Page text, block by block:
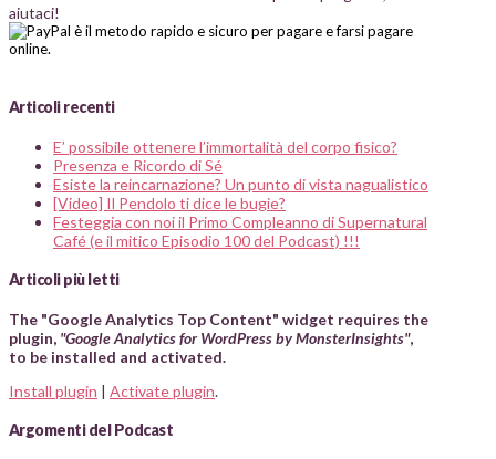
aiutaci!
Articoli recenti
E’ possibile ottenere l’immortalità del corpo fisico?
Presenza e Ricordo di Sé
Esiste la reincarnazione? Un punto di vista nagualistico
[Video] Il Pendolo ti dice le bugie?
Festeggia con noi il Primo Compleanno di Supernatural
Café (e il mitico Episodio 100 del Podcast) !!!
Articoli più letti
The "Google Analytics Top Content" widget requires the
plugin, "Google Analytics for WordPress by MonsterInsights",
to be installed and activated.
Install plugin | Activate plugin.
Argomenti del Podcast